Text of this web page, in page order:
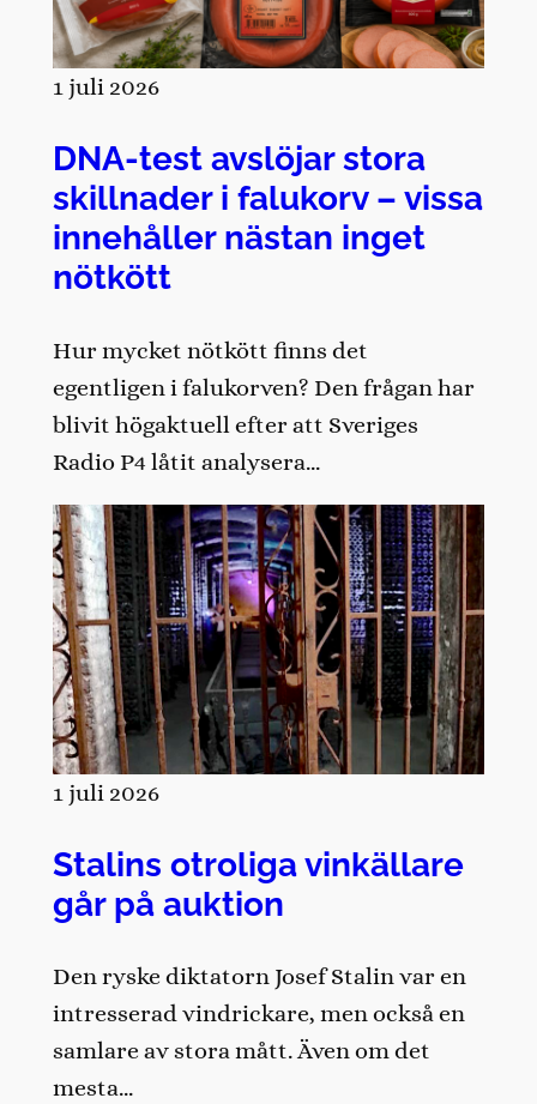
1 juli 2026
DNA-test avslöjar stora
skillnader i falukorv – vissa
innehåller nästan inget
nötkött
Hur mycket nötkött finns det
egentligen i falukorven? Den frågan har
blivit högaktuell efter att Sveriges
Radio P4 låtit analysera…
1 juli 2026
Stalins otroliga vinkällare
går på auktion
Den ryske diktatorn Josef Stalin var en
intresserad vindrickare, men också en
samlare av stora mått. Även om det
mesta…